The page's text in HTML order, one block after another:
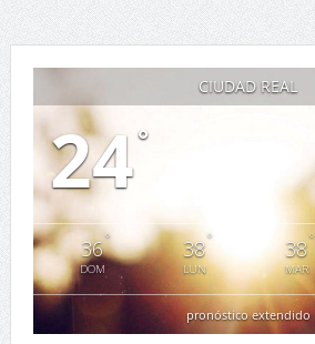
CIUDAD REAL
24°
36°
DOM
38°
LUN
38°
MAR
pronóstico extendido